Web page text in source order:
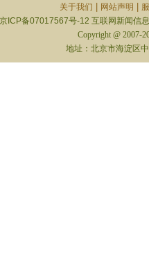
关于我们 网站声明
京ICP备07017567号-12 互联网新闻信
Copyright @ 2007-
地址：北京市海淀区